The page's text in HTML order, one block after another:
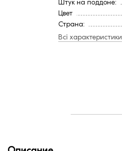
Штук на поддоне:
Цвет
Страна:
Расход, шт/м²:
Всі характеристики